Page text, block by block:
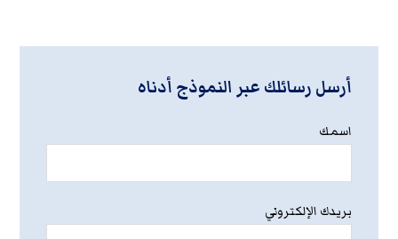
أرسل رسائلك عبر النموذج أدناه
اسمك
بريدك الإلكتروني